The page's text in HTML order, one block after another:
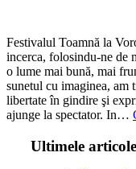
Festivalul Toamnă la
incerca, folosindu-ne de
o lume mai bună, mai
sunetul cu imaginea, am
libertate în gindire şi
ajunge la spectator. In…
Ultimele articole